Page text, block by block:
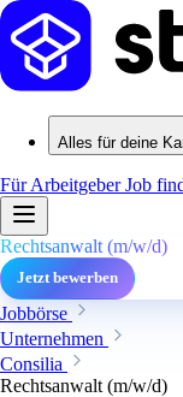
Alles für deine
Für ArbeitgeberJob
Rechtsanwalt (m/w/d)
Jetzt bewerben
Jobbörse
Unternehmen
Consilia
Rechtsanwalt (m/w/d)